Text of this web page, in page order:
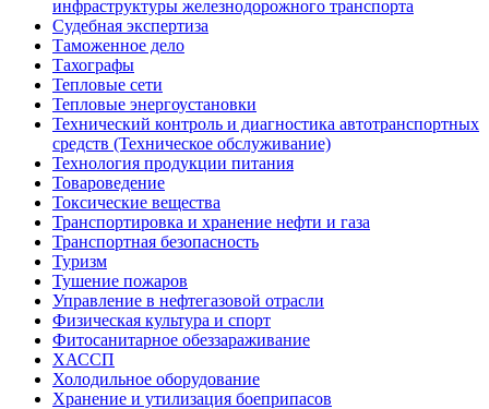
инфраструктуры железнодорожного транспорта
Судебная экспертиза
Таможенное дело
Тахографы
Тепловые сети
Тепловые энергоустановки
Технический контроль и диагностика автотранспортных
средств (Техническое обслуживание)
Технология продукции питания
Товароведение
Токсические вещества
Транспортировка и хранение нефти и газа
Транспортная безопасность
Туризм
Тушение пожаров
Управление в нефтегазовой отрасли
Физическая культура и спорт
Фитосанитарное обеззараживание
ХАССП
Холодильное оборудование
Хранение и утилизация боеприпасов